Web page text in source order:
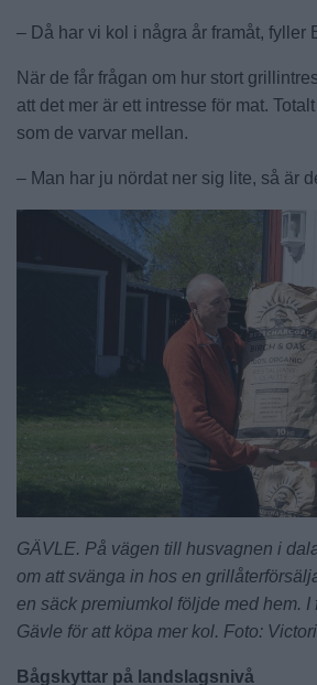
– Då har vi kol i några år framåt, fyller
När de får frågan om hur stort
att det mer är ett intresse för mat.
som de varvar mellan.
– Man har ju nördat ner sig lite, så är
GÄVLE. På vägen till husvagnen i
om att svänga in hos en
en säck premiumkol följde med hem. I
Gävle för att köpa mer kol. Foto:
Bågskyttar på landslagsnivå